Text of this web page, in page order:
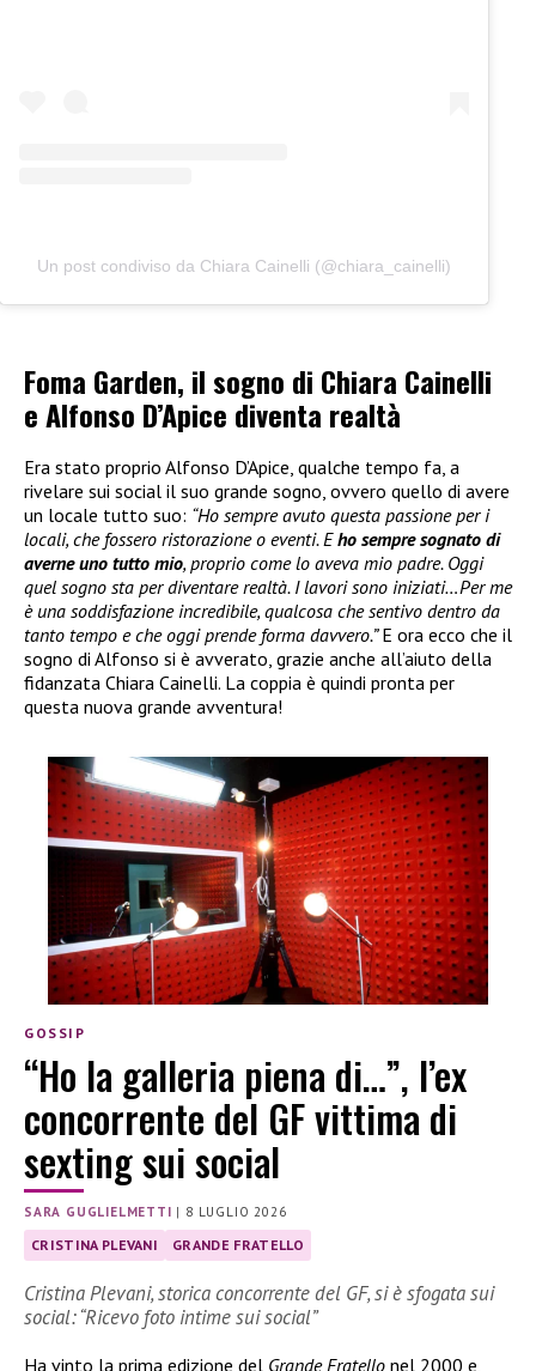
Un post condiviso da Chiara Cainelli (@chiara_cainelli)
Foma Garden, il sogno di Chiara Cainelli
e Alfonso D’Apice diventa realtà
Era stato proprio Alfonso D’Apice, qualche tempo fa, a
rivelare sui social il suo grande sogno, ovvero quello di avere
un locale tutto suo: “Ho sempre avuto questa passione per i
locali, che fossero ristorazione o eventi. Eho sempre sognato di
averne uno tutto mio, proprio come lo aveva mio padre. Oggi
quel sogno sta per diventare realtà. I lavori sono iniziati…Per me
è una soddisfazione incredibile, qualcosa che sentivo dentro da
tanto tempo e che oggi prende forma davvero.”E ora ecco che il
sogno di Alfonso si è avverato, grazie anche all’aiuto della
fidanzata Chiara Cainelli. La coppia è quindi pronta per
questa nuova grande avventura!
GOSSIP
“Ho la galleria piena di…”, l’ex
concorrente del GF vittima di
sexting sui social
SARA GUGLIELMETTI | 8 LUGLIO 2026
CRISTINA PLEVANI GRANDE FRATELLO
Cristina Plevani, storica concorrente del GF, si è sfogata sui
social: “Ricevo foto intime sui social”
Ha vinto la prima edizione del Grande Fratello nel 2000 e,